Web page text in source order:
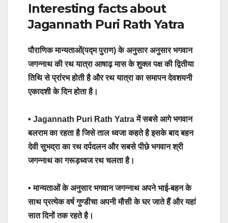
Interesting facts about
Jagannath Puri Rath Yatra
पौराणिक मान्यताओं(पद्म पुराण) के अनुसार अनुसार भगवान
जगन्नाथ की रथ यात्रा आषाढ़ मास के शुक्ल पक्ष की द्वितीया
तिथि से प्रांरभ होती है और रथ यात्रा का समापन देवशयनी
एकादशी के दिन होता है।
• Jagannath Puri Rath Yatra में सबसे आगे भगवान
बलराम का रहता है जिसे ताल ध्वजा कहते है इसके बाद बहन
देवी सुभद्रा का रथ दर्पदलन और सबसे पीछे भगवान श्री
जगन्नाथ का गरूड़ध्वज रथ चलता है।
• मान्यताओं के अनुसार भगवान जगन्नाथ अपने भाई-बहन के
साथ प्रत्येक वर्ष गुण्डीचा अपनी मौसी के घर जाते हैं और यहां
सात दिनों तक रहते है।